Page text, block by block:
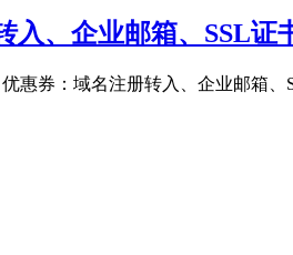
入、企业邮箱、SSL证
优惠券：域名注册转入、企业邮箱